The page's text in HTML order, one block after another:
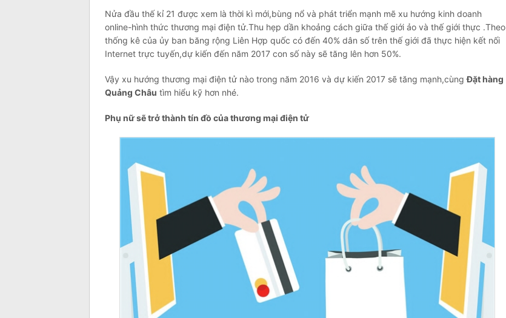
Nửa đầu thế kỉ 21 được xem là thời kì mới,bùng nổ và phát triển mạnh mẽ xu hướng kinh doanh
online-hình thức thương mại điện tử.Thu hẹp dần khoảng cách giữa thế giới ảo và thế giới thực .Theo
thống kê của ủy ban băng rộng Liên Hợp quốc có đến 40% dân số trên thế giới đã thực hiện kết nối
Internet trực tuyến,dự kiến đến năm 2017 con số này sẽ tăng lên hơn 50%.
Vậy xu hướng thương mại điện tử nào trong năm 2016 và dự kiến 2017 sẽ tăng mạnh,cùngĐặt hàng
Quảng Châu tìm hiểu kỹ hơn nhé.
Phụ nữ sẽ trở thành tín đồ của thương mại điện tử